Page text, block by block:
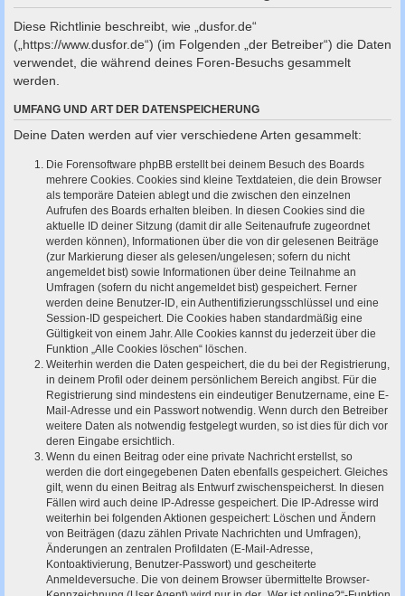
Diese Richtlinie beschreibt, wie „dusfor.de“
(„https://www.dusfor.de“) (im Folgenden „der Betreiber“) die Daten
verwendet, die während deines Foren-Besuchs gesammelt
werden.
UMFANG UND ART DER DATENSPEICHERUNG
Deine Daten werden auf vier verschiedene Arten gesammelt:
Die Forensoftware phpBB erstellt bei deinem Besuch des Boards
mehrere Cookies. Cookies sind kleine Textdateien, die dein Browser
als temporäre Dateien ablegt und die zwischen den einzelnen
Aufrufen des Boards erhalten bleiben. In diesen Cookies sind die
aktuelle ID deiner Sitzung (damit dir alle Seitenaufrufe zugeordnet
werden können), Informationen über die von dir gelesenen Beiträge
(zur Markierung dieser als gelesen/ungelesen; sofern du nicht
angemeldet bist) sowie Informationen über deine Teilnahme an
Umfragen (sofern du nicht angemeldet bist) gespeichert. Ferner
werden deine Benutzer-ID, ein Authentifizierungsschlüssel und eine
Session-ID gespeichert. Die Cookies haben standardmäßig eine
Gültigkeit von einem Jahr. Alle Cookies kannst du jederzeit über die
Funktion „Alle Cookies löschen“ löschen.
Weiterhin werden die Daten gespeichert, die du bei der Registrierung,
in deinem Profil oder deinem persönlichem Bereich angibst. Für die
Registrierung sind mindestens ein eindeutiger Benutzername, eine E-
Mail-Adresse und ein Passwort notwendig. Wenn durch den Betreiber
weitere Daten als notwendig festgelegt wurden, so ist dies für dich vor
deren Eingabe ersichtlich.
Wenn du einen Beitrag oder eine private Nachricht erstellst, so
werden die dort eingegebenen Daten ebenfalls gespeichert. Gleiches
gilt, wenn du einen Beitrag als Entwurf zwischenspeicherst. In diesen
Fällen wird auch deine IP-Adresse gespeichert. Die IP-Adresse wird
weiterhin bei folgenden Aktionen gespeichert: Löschen und Ändern
von Beiträgen (dazu zählen Private Nachrichten und Umfragen),
Änderungen an zentralen Profildaten (E-Mail-Adresse,
Kontoaktivierung, Benutzer-Passwort) und gescheiterte
Anmeldeversuche. Die von deinem Browser übermittelte Browser-